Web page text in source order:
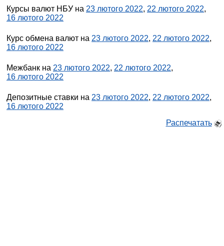
Курсы валют НБУ на 23 лютого 2022, 22 лютого 2022,
16 лютого 2022
Курс обмена валют на 23 лютого 2022, 22 лютого 2022,
16 лютого 2022
Межбанк на 23 лютого 2022, 22 лютого 2022,
16 лютого 2022
Депозитные ставки на 23 лютого 2022, 22 лютого 2022,
16 лютого 2022
Распечатать